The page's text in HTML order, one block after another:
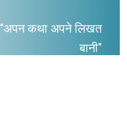
"अपन कथा अपने लिखत
बानी"